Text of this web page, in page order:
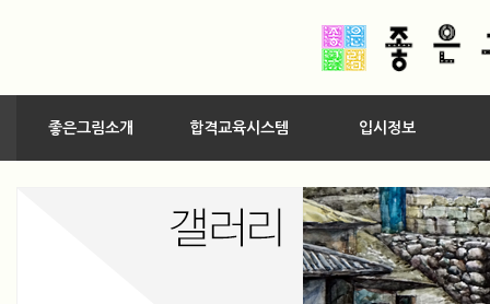
좋은그림소개 합격교육시스템 입시정보